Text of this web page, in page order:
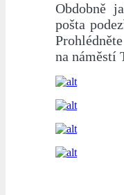
Obdobně
pošta
na náměstí